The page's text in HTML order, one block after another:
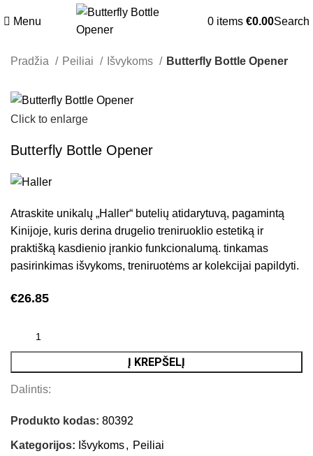
Menu 0 items €0.00Search
Pradžia Peiliai Išvykoms Butterfly Bottle Opener
Click to enlarge
Butterfly Bottle Opener
Atraskite unikalų „Haller“ butelių atidarytuvą, pagamintą
Kinijoje, kuris derina drugelio treniruoklio estetiką ir
praktišką kasdienio įrankio funkcionalumą. tinkamas
pasirinkimas išvykoms, treniruotėms ar kolekcijai papildyti.
€26.85
Į KREPŠELĮ
Dalintis:
Produkto kodas:80392
Kategorijos: Išvykoms, Peiliai